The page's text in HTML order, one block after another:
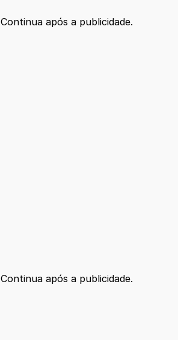
Continua após a publicidade.
Continua após a publicidade.